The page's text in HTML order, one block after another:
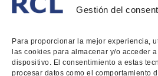
Gestión del
Para proporcionar la mejor experiencia,
las cookies para almacenar y/o acceder
dispositivo. El consentimiento a estas
procesar datos como el comportamiento
do Conde -
Horario:
8.30-12.30